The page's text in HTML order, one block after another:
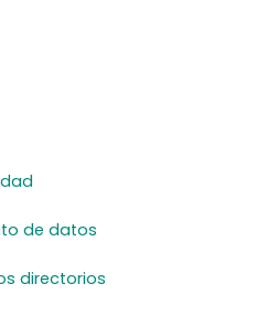
de datos
directorios